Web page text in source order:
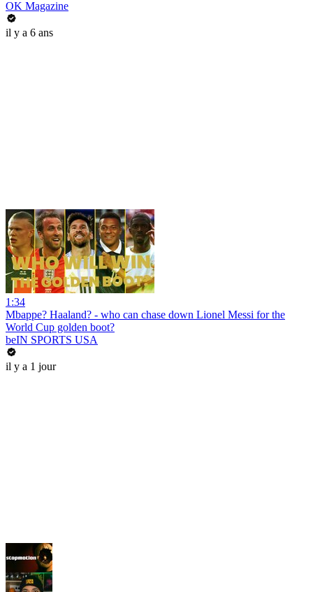
OK Magazine
il y a 6 ans
1:34
Mbappe? Haaland? - who can chase down Lionel Messi for the
World Cup golden boot?
beIN SPORTS USA
il y a 1 jour